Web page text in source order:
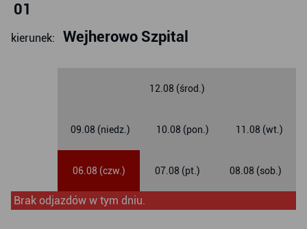
01
kierunek: Wejherowo Szpital
06.08 (czw.) 07.08 (pt.) 08.08 (sob.)
09.08 (niedz.) 10.08 (pon.) 11.08 (wt.)
12.08 (środ.)
Brak odjazdów w tym dniu.